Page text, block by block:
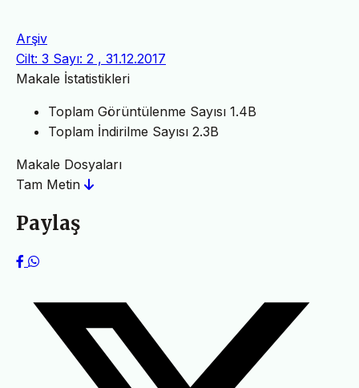
Arşiv
Cilt: 3 Sayı: 2 , 31.12.2017
Makale İstatistikleri
Toplam Görüntülenme Sayısı 1.4B
Toplam İndirilme Sayısı 2.3B
Makale Dosyaları
Tam Metin
Paylaş